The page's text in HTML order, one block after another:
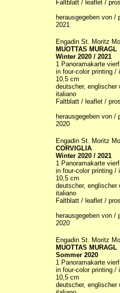
Faltblatt / leaflet /
herausgegeben von
2021
Engadin St. Moritz
MUOTTAS MURAGL
Winter 2020 / 2021
1 Panoramakarte
in four-color printing /
10,5 cm
deutscher,
italiano
Faltblatt / leaflet /
herausgegeben von
2020
Engadin St. Moritz
CORVIGLIA
Winter 2020 / 2021
1 Panoramakarte
in four-color printing /
10,5 cm
deutscher,
italiano
Faltblatt / leaflet /
herausgegeben von
2020
Engadin St. Moritz
MUOTTAS MURAGL
Sommer 2020
1 Panoramakarte
in four-color printing /
10,5 cm
deutscher,